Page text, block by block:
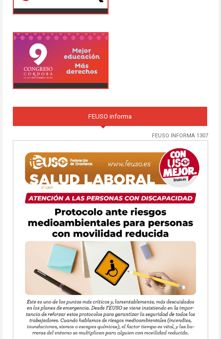
FEUSO informa
FEUSO INFORMA 1307